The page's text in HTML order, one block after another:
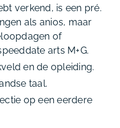
verkend, is een pré.
als anios, maar
of
arts M+G.
en de opleiding.
taal.
op een eerdere